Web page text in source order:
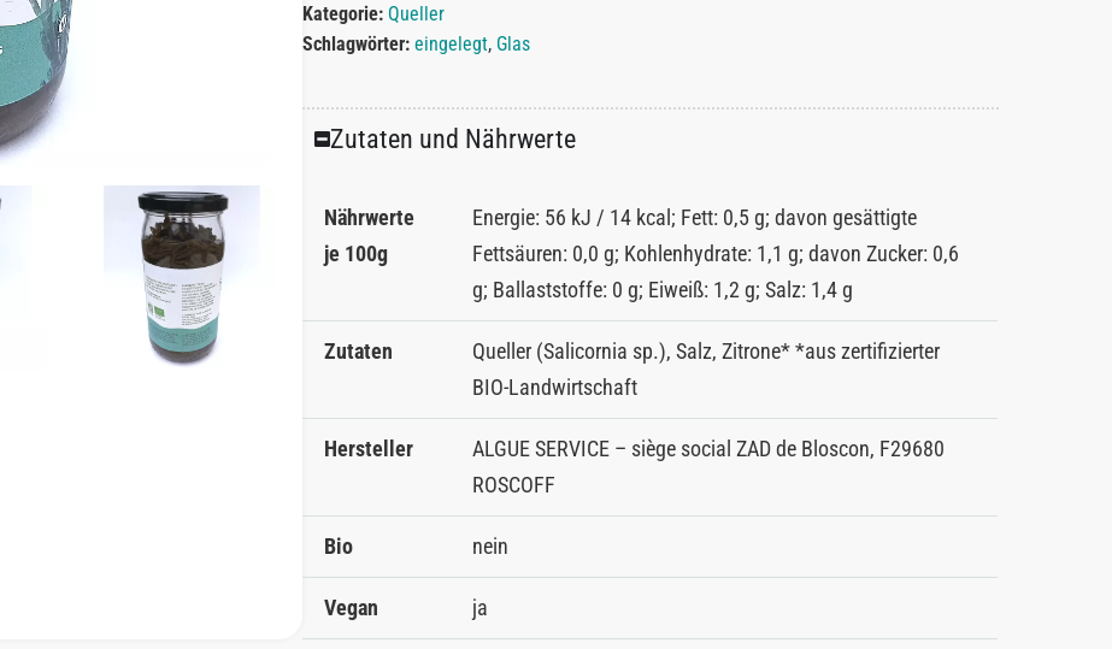
Kategorie: Queller
Schlagwörter: eingelegt, Glas
Zutaten und Nährwerte
Nährwerte
je 100g
Energie: 56 kJ / 14 kcal; Fett: 0,5 g; davon gesättigte
Fettsäuren: 0,0 g; Kohlenhydrate: 1,1 g; davon Zucker: 0,6
g; Ballaststoffe: 0 g; Eiweiß: 1,2 g; Salz: 1,4 g
Zutaten
Queller (Salicornia sp.), Salz, Zitrone* *aus zertifizierter
BIO-Landwirtschaft
Hersteller
ALGUE SERVICE – siège social ZAD de Bloscon, F29680
ROSCOFF
Bio nein
Vegan ja